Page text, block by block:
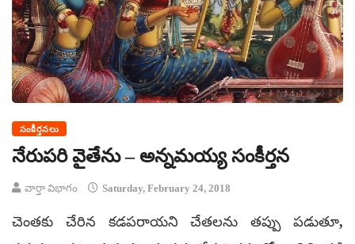
సంకీర్తనలు
నేరుపరి వైతేను – అన్నమయ్య సంకీర్తన
వార్తా విభాగం Saturday, February 24, 2018
చెంతకు చేరిన కడపరాయని చేతలను తప్పు పడుతూ,